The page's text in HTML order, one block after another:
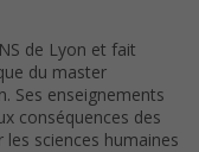
de Lyon et fait
du master
Ses enseignements
conséquences des
sciences humaines